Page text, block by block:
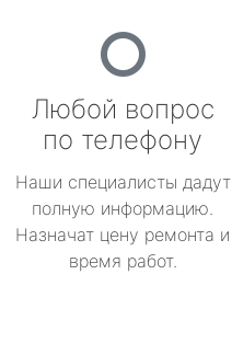
Любой вопрос
по телефону
Наши специалисты дадут
полную информацию.
Назначат цену ремонта и
время работ.